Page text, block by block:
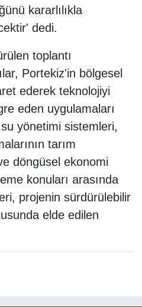
kararlılıkla
dedi.
toplantı
Portekiz'in bölgesel
ederek teknolojiyi
eden uygulamaları
yönetimi sistemleri,
tarım
döngüsel ekonomi
konuları arasında
projenin sürdürülebilir
elde edilen